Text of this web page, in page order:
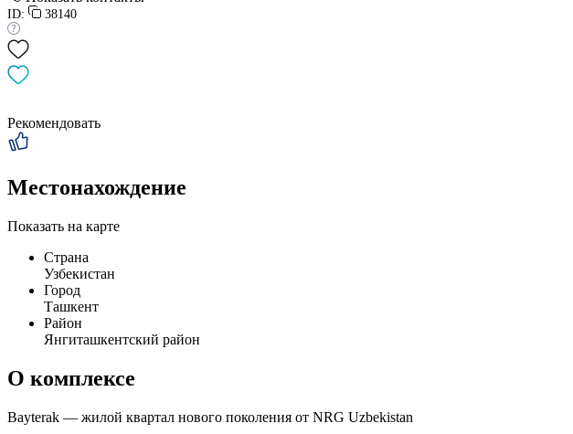
ID: 38140
Рекомендовать
Местонахождение
Показать на карте
Страна
Узбекистан
Город
Ташкент
Район
Янгиташкентский район
О комплексе
Bayterak — жилой квартал нового поколения от NRG Uzbekistan